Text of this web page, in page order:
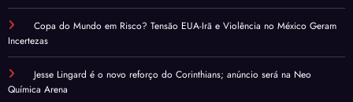
Copa do Mundo em Risco? Tensão EUA-Irã e Violência no México Geram
Incertezas
Jesse Lingard é o novo reforço do Corinthians; anúncio será na Neo
Química Arena